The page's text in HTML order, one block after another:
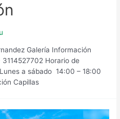
Galería Información
Horario de
a sábado 14:00 – 18:00
Capillas